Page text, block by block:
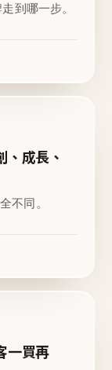
到哪一步。
成長、
不同。
一買再